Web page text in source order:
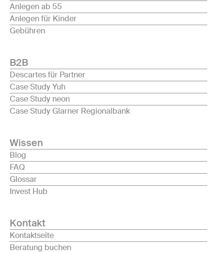
Anlegen ab 55
Anlegen für Kinder
Gebühren
B2B
Descartes für Partner
Case Study Yuh
Case Study neon
Case Study Glarner Regionalbank
Wissen
Blog
FAQ
Glossar
Invest Hub
Kontakt
Kontaktseite
Beratung buchen